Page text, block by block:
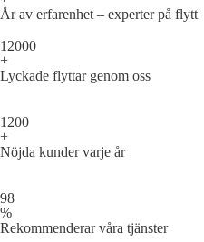
År av erfarenhet – experter på flytt
12000
+
Lyckade flyttar genom oss
1200
+
Nöjda kunder varje år
98
%
Rekommenderar våra tjänster